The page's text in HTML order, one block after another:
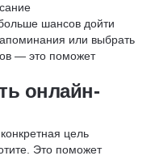
шансов дойти
или выбрать
— это поможет
онлайн-
цель
Это поможет